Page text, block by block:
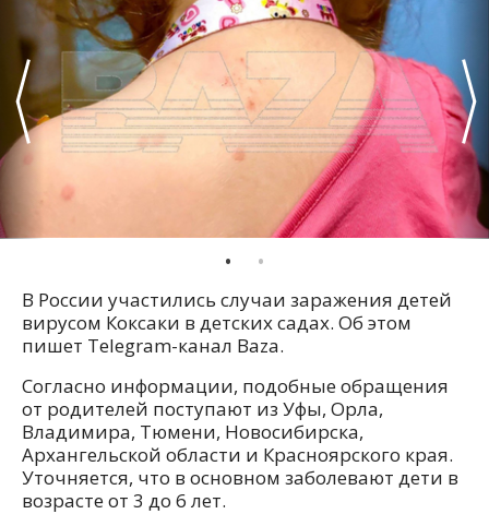
В России участились случаи заражения детей
вирусом Коксаки в детских садах. Об этом
пишет Telegram-канал Baza.
Согласно информации, подобные обращения
от родителей поступают из Уфы, Орла,
Владимира, Тюмени, Новосибирска,
Архангельской области и Красноярского края.
Уточняется, что в основном заболевают дети в
возрасте от 3 до 6 лет.